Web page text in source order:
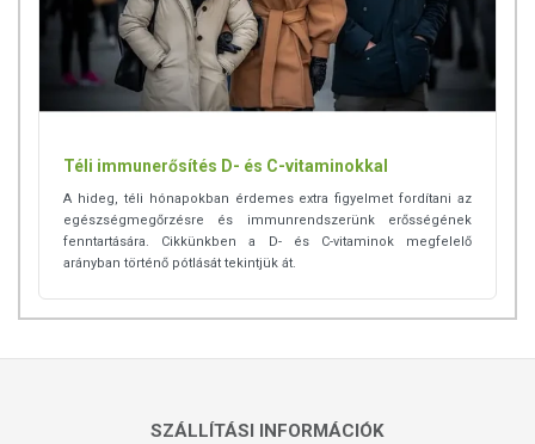
Téli immunerősítés D- és C-vitaminokkal
A hideg, téli hónapokban érdemes extra figyelmet fordítani az
egészségmegőrzésre és immunrendszerünk erősségének
fenntartására. Cikkünkben a D- és C-vitaminok megfelelő
arányban történő pótlását tekintjük át.
SZÁLLÍTÁSI INFORMÁCIÓK